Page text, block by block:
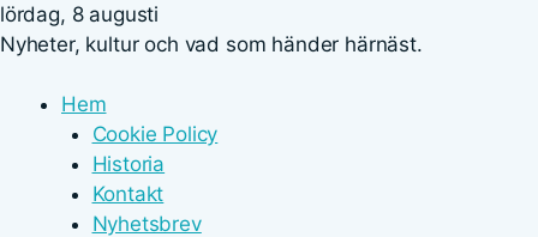
lördag, 8 augusti
Nyheter, kultur och vad som händer härnäst.
Hem
Cookie Policy
Historia
Kontakt
Nyhetsbrev